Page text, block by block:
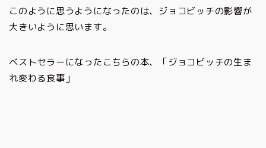
このように思うようになったのは、ジョコビッチの影響が
大きいように思います。
ベストセラーになったこちらの本、「ジョコビッチの生ま
れ変わる食事」